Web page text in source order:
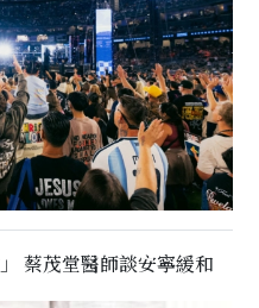
蔡茂堂醫師談安寧緩和